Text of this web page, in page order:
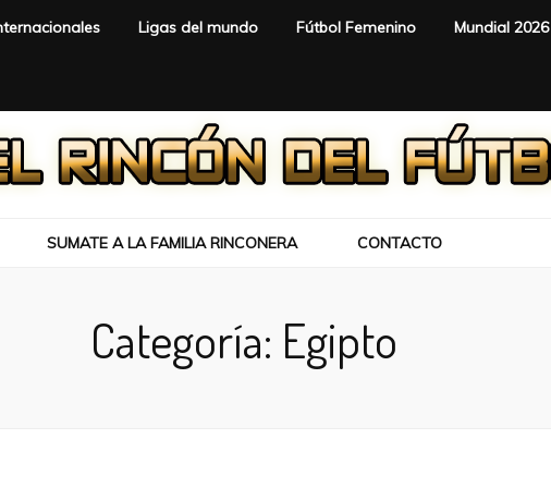
Ligas del mundo Fútbol Femenino Mundial 2026
SUMATE A LA FAMILIA RINCONERA CONTACTO
Categoría: Egipto